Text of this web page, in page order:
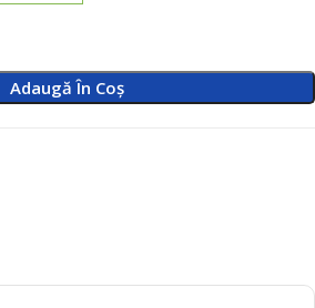
Adaugă În Coș